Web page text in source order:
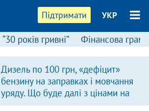
Підтримати УКР
“30 років гривні” Фінансова
Дизель по 100 грн, «дефіцит»
бензину на заправках і мовчання
уряду. Що буде далі з цінами на
пальне?